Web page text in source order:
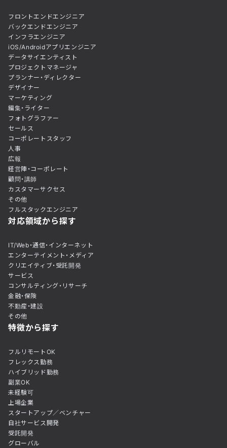
フロントエンドエンジニア
バックエンドエンジニア
インフラエンジニア
iOS/Androidアプリエンジニア
データサイエンティスト
プロジェクトマネージャ
プランナー・ディレクター
デザイナー
マーケティング
編集・ライター
フォトグラファー
セールス
コーポレートスタッフ
人事
広報
経営陣・コーポレート
顧問・講師
カスタマーサクセス
その他
フルスタックエンジニア
対応領域から探す
IT/Web・通信・インターネット
エンターテイメント・メディア
クリエイティブ・受託開発
サービス
コンサルティング・リサーチ
金融・保険
不動産・建設
その他
特徴から探す
フルリモートOK
フレックス勤務
ハイブリッド勤務
副業OK
未経験可
上場企業
スタートアップ／ベンチャー
自社サービス開発
受託開発
グローバル